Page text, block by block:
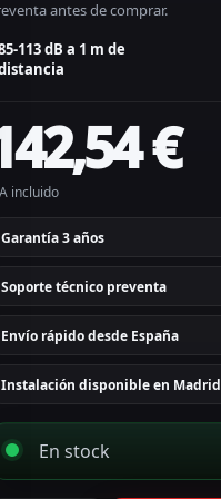
antes de comprar.
113 dB a 1 m de
€
incluido
Garantía 3 años
Soporte técnico preventa
Envío rápido desde España
Instalación disponible en Madrid
En stock